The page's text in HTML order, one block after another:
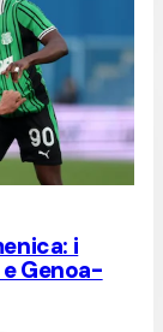
i
Genoa-